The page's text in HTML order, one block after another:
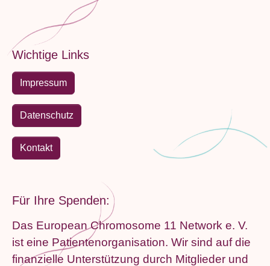
Wichtige Links
Impressum
Datenschutz
Kontakt
Für Ihre Spenden:
Das European Chromosome 11 Network e. V.
ist eine Patientenorganisation. Wir sind auf die
finanzielle Unterstützung durch Mitglieder und